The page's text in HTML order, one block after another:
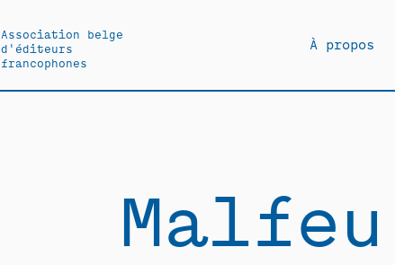
Association belge
d'éditeurs
francophones
À propos
Malfeu